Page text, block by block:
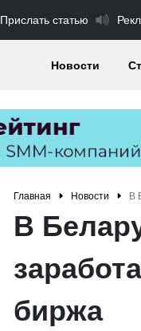
Прислать статью
Новости
Главная Новости В
В
биржа